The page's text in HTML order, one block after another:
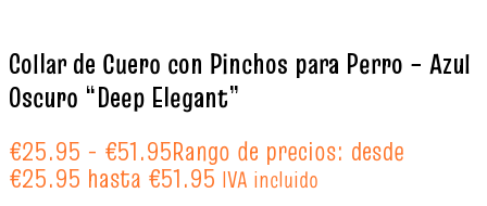
Collar de Cuero con Pinchos para Perro – Azul
Oscuro “Deep Elegant”
€25.95 - €51.95Rango de precios: desde
€25.95 hasta €51.95 IVA incluido